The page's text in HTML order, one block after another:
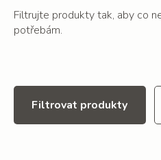
Filtrujte produkty tak, aby co
potřebám.
Filtrovat produkty